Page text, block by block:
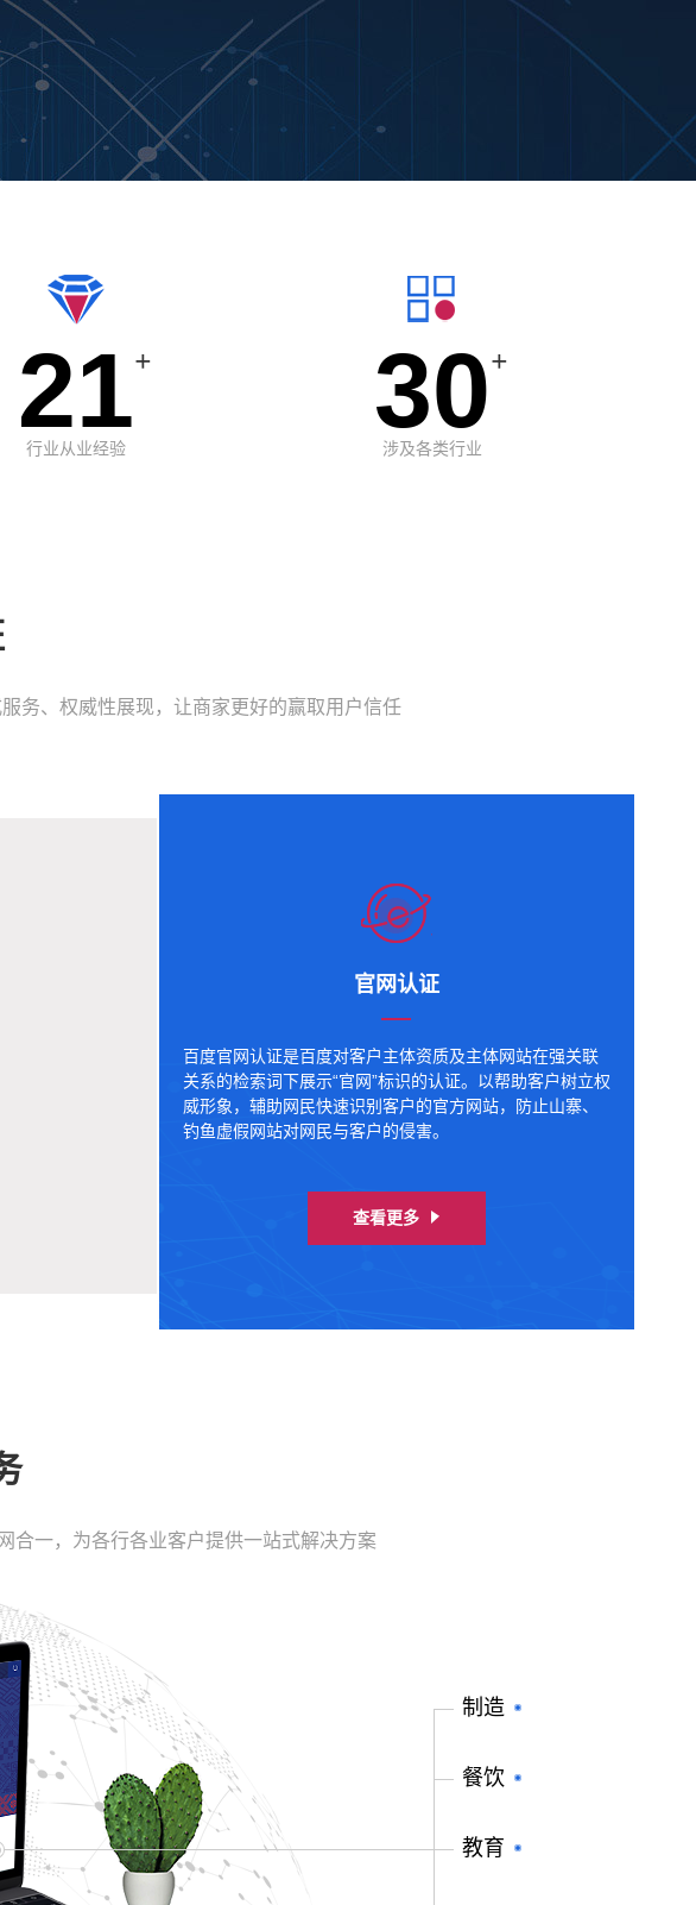
21+
行业从业经验 30+
涉及各类行业
务、权威性展现，让商家更好的赢取用户信任
官网认证
百度官网认证是百度对客户主体资质及主体网站在强关联
关系的检索词下展示“官网”标识的认证。以帮助客户树立权
威形象，辅助网民快速识别客户的官方网站，防止山寨、
钓鱼虚假网站对网民与客户的侵害。
查看更多
合一，为各行各业客户提供一站式解决方案
制造
餐饮
教育